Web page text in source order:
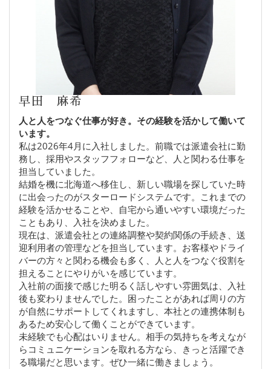
早田 麻希
人と人をつなぐ仕事が好き。その経験を活かして働いて
います。
私は2026年4月に入社しました。前職では派遣会社に勤
務し、採用やスタッフフォローなど、人と関わる仕事を
担当していました。
結婚を機に北海道へ移住し、新しい職場を探していた時
に出会ったのがスターロードシステムです。これまでの
経験を活かせることや、自宅から通いやすい環境だった
こともあり、入社を決めました。
現在は、派遣会社との連絡調整や契約関係の手続き、送
迎利用者の管理などを担当しています。お客様やドライ
バーの方々と関わる機会も多く、人と人をつなぐ役割を
担えることにやりがいを感じています。
入社前の面接で感じた明るく話しやすい雰囲気は、入社
後も変わりませんでした。困ったことがあれば周りの方
が自然にサポートしてくれますし、本社との連携体制も
あるため安心して働くことができています。
未経験でも心配はいりません。相手の気持ちを考えなが
らコミュニケーションを取れる方なら、きっと活躍でき
る職場だと思います。ぜひ一緒に働きましょう。